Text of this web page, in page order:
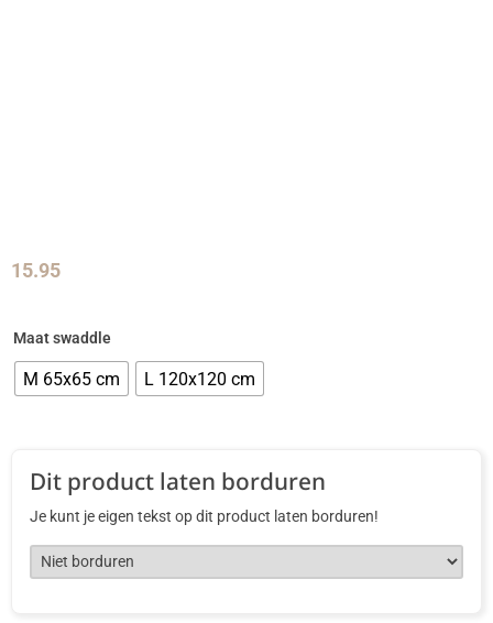
15.95
Maat swaddle
M 65x65 cm L 120x120 cm
Dit product laten borduren
Je kunt je eigen tekst op dit product laten borduren!